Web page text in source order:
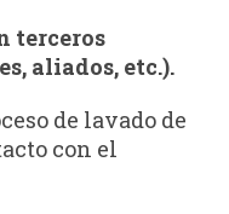
terceros
aliados, etc.).
de lavado de
con el